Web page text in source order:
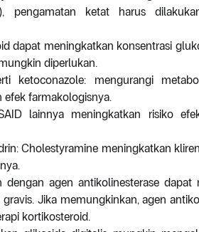
pengamatan ketat harus
dapat meningkatkan konsentrasi
diperlukan.
ketoconazole: mengurangi
efek farmakologisnya.
lainnya meningkatkan risiko
Cholestyramine meningkatkan
dengan agen antikolinesterase
Jika memungkinkan, agen
kortikosteroid.